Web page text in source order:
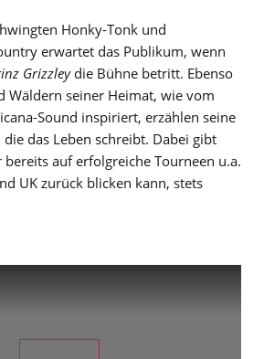
Honky-Tonk und
erwartet das Publikum, wenn
Grizzleydie Bühne betritt. Ebenso
Wäldern seiner Heimat, wie vom
Sound inspiriert, erzählen seine
die das Leben schreibt. Dabei gibt
bereits auf erfolgreiche Tourneen u.a.
UK zurück blicken kann, stets